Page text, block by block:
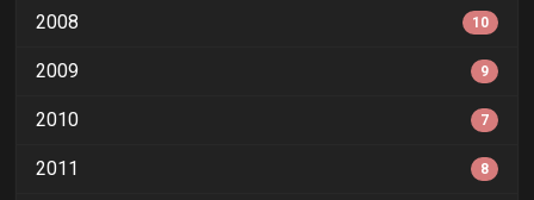
2008 10
2009 9
2010 7
2011 8